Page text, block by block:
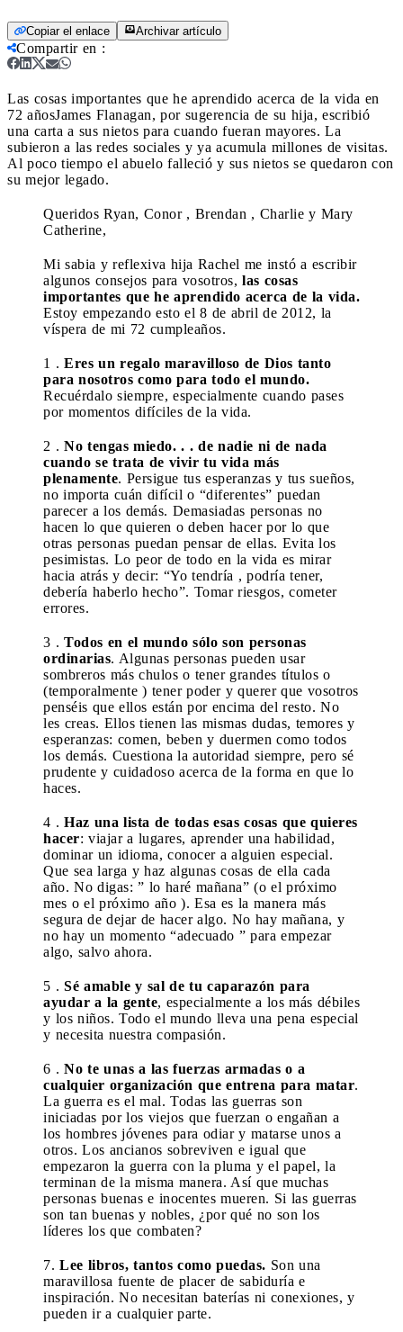
Copiar el enlace Archivar artículo
Compartir en :
Las cosas importantes que he aprendido acerca de la vida en
72 añosJames Flanagan, por sugerencia de su hija, escribió
una carta a sus nietos para cuando fueran mayores. La
subieron a las redes sociales y ya acumula millones de visitas.
Al poco tiempo el abuelo falleció y sus nietos se quedaron con
su mejor legado.
Queridos Ryan, Conor , Brendan , Charlie y Mary
Catherine,
Mi sabia y reflexiva hija Rachel me instó a escribir
algunos consejos para vosotros, las cosas
importantes que he aprendido acerca de la vida.
Estoy empezando esto el 8 de abril de 2012, la
víspera de mi 72 cumpleaños.
1 . Eres un regalo maravilloso de Dios tanto
para nosotros como para todo el mundo.
Recuérdalo siempre, especialmente cuando pases
por momentos difíciles de la vida.
2 . No tengas miedo. . . de nadie ni de nada
cuando se trata de vivir tu vida más
plenamente. Persigue tus esperanzas y tus sueños,
no importa cuán difícil o “diferentes” puedan
parecer a los demás. Demasiadas personas no
hacen lo que quieren o deben hacer por lo que
otras personas puedan pensar de ellas. Evita los
pesimistas. Lo peor de todo en la vida es mirar
hacia atrás y decir: “Yo tendría , podría tener,
debería haberlo hecho”. Tomar riesgos, cometer
errores.
3 . Todos en el mundo sólo son personas
ordinarias. Algunas personas pueden usar
sombreros más chulos o tener grandes títulos o
(temporalmente ) tener poder y querer que vosotros
penséis que ellos están por encima del resto. No
les creas. Ellos tienen las mismas dudas, temores y
esperanzas: comen, beben y duermen como todos
los demás. Cuestiona la autoridad siempre, pero sé
prudente y cuidadoso acerca de la forma en que lo
haces.
4 . Haz una lista de todas esas cosas que quieres
hacer: viajar a lugares, aprender una habilidad,
dominar un idioma, conocer a alguien especial.
Que sea larga y haz algunas cosas de ella cada
año. No digas: ” lo haré mañana” (o el próximo
mes o el próximo año ). Esa es la manera más
segura de dejar de hacer algo. No hay mañana, y
no hay un momento “adecuado ” para empezar
algo, salvo ahora.
5 . Sé amable y sal de tu caparazón para
ayudar a la gente, especialmente a los más débiles
y los niños. Todo el mundo lleva una pena especial
y necesita nuestra compasión.
6 . No te unas a las fuerzas armadas o a
cualquier organización que entrena para matar.
La guerra es el mal. Todas las guerras son
iniciadas por los viejos que fuerzan o engañan a
los hombres jóvenes para odiar y matarse unos a
otros. Los ancianos sobreviven e igual que
empezaron la guerra con la pluma y el papel, la
terminan de la misma manera. Así que muchas
personas buenas e inocentes mueren. Si las guerras
son tan buenas y nobles, ¿por qué no son los
líderes los que combaten?
7. Lee libros, tantos como puedas. Son una
maravillosa fuente de placer de sabiduría e
inspiración. No necesitan baterías ni conexiones, y
pueden ir a cualquier parte.